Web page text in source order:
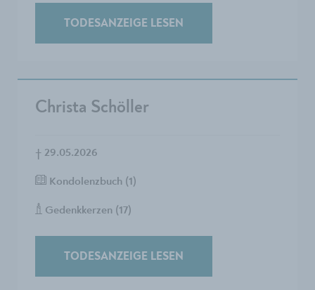
TODESANZEIGE LESEN
Christa Schöller
† 29.05.2026
Kondolenzbuch (1)
Gedenkkerzen (17)
TODESANZEIGE LESEN